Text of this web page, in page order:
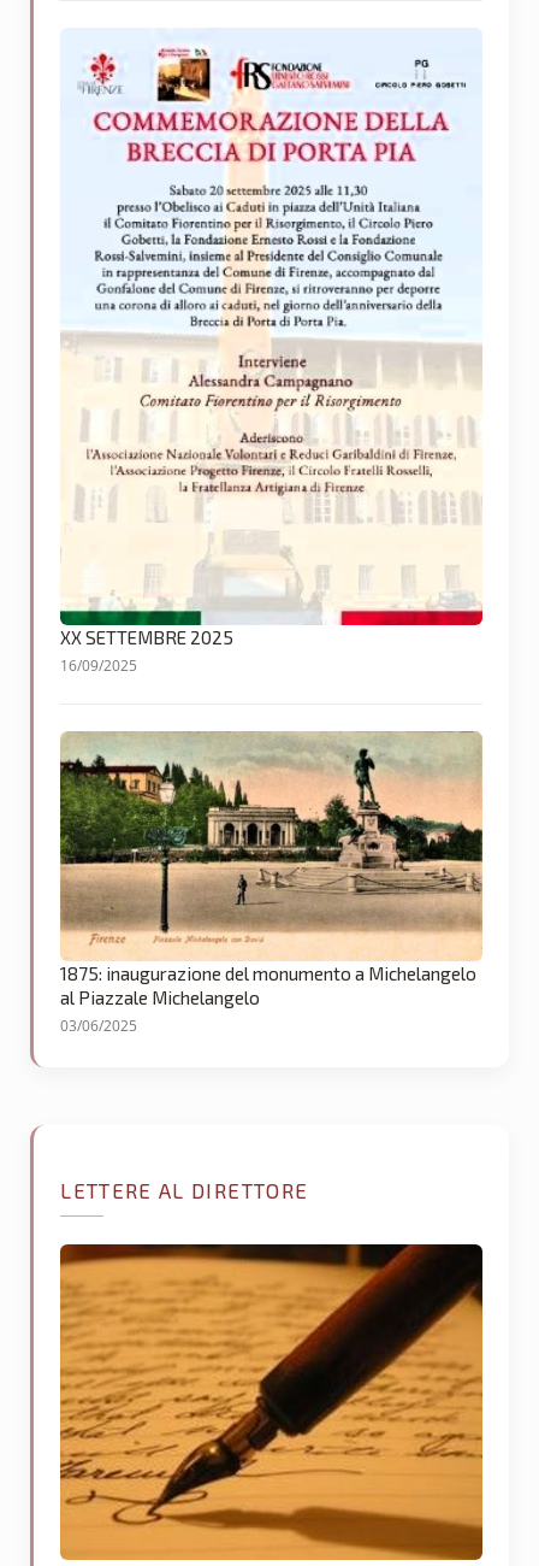
XX SETTEMBRE 2025
16/09/2025
1875: inaugurazione del monumento a Michelangelo
al Piazzale Michelangelo
03/06/2025
LETTERE AL DIRETTORE